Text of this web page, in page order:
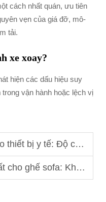
cách nhất quán, ưu tiên
vẹn của giá đỡ, mô-
tải.
xe xoay?
hiện các dấu hiệu suy
vận hành hoặc lệch vị
Độ chính xác và độ an toàn
Khả năng chịu tải và độ ổn định